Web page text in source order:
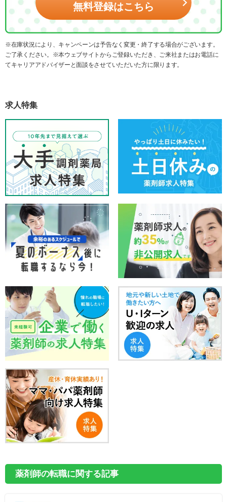
無料登録はこちら
※在庫状況により、キャンペーンは予告なく変更・終了する場合がございます。
ご了承ください。※本ウェブサイトからご登録いただき、ご来社またはお電話に
てキャリアアドバイザーと面談をさせていただいた方に限ります。
求人特集
薬剤師の転職に関する記事